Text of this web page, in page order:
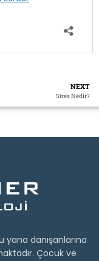
NEXT
Stres Nedir?
yana danışanlarına
Çocuk ve